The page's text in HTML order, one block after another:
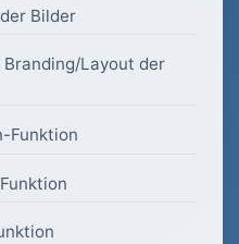
der Bilder
Layout der
Funktion